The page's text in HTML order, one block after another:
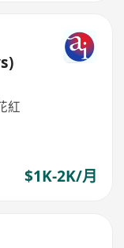
紅
$1K-2K/月